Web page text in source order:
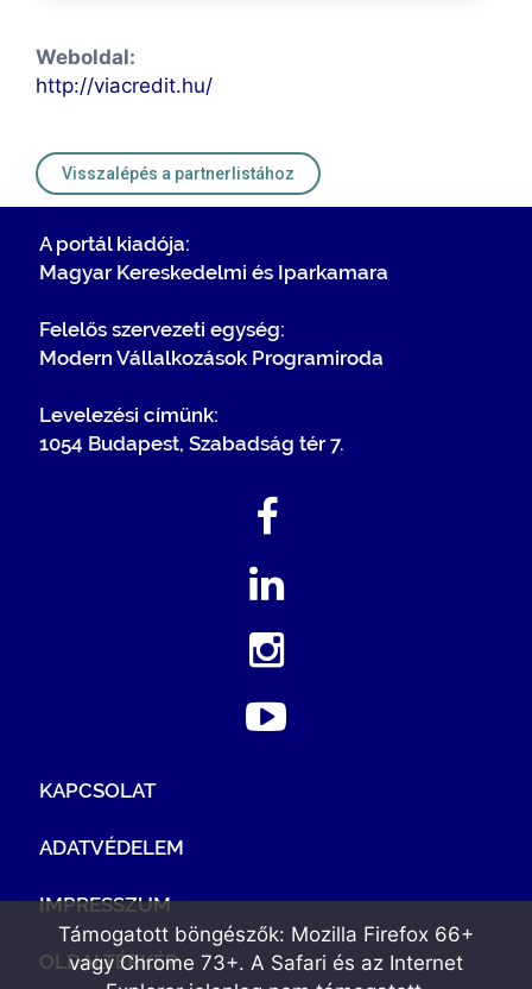
Weboldal:
http://viacredit.hu/
Visszalépés a partnerlistához
A portál kiadója:
Magyar Kereskedelmi és Iparkamara
Felelős szervezeti egység:
Modern Vállalkozások Programiroda
Levelezési címünk:
1054 Budapest, Szabadság tér 7.
KAPCSOLAT
ADATVÉDELEM
IMPRESSZUM
OLDALTÉRKÉP
Támogatott böngészők: Mozilla Firefox 66+
vagy Chrome 73+. A Safari és az Internet